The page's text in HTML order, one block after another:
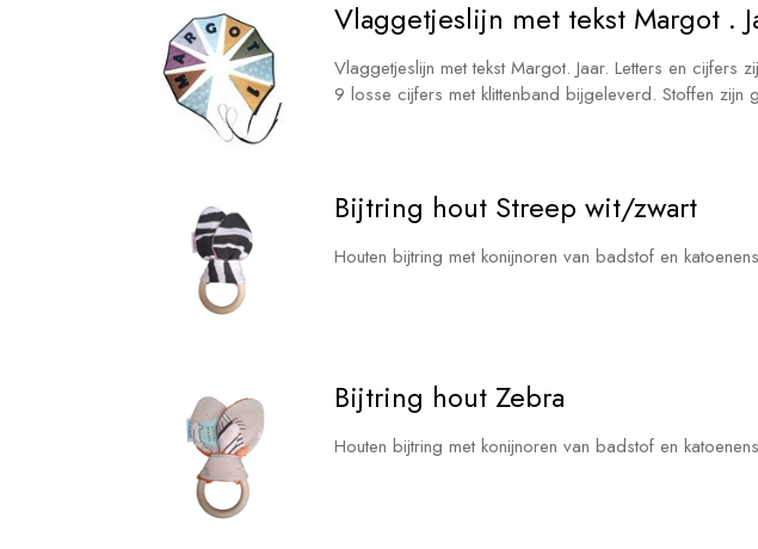
Vlaggetjeslijn met tekst Margot .
Vlaggetjeslijn met tekst Margot. Jaar. Letters en cijfers
9 losse cijfers met klittenband bijgeleverd. Stoffen zijn
Bijtring hout Streep wit/zwart
Houten bijtring met konijnoren van badstof en
Bijtring hout Zebra
Houten bijtring met konijnoren van badstof en